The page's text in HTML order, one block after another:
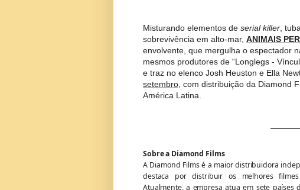
Misturando elementos de serial killer ,
sobrevivência em alto-mar, ANIMAIS
envolvente, que mergulha o espectador
mesmos produtores de “Longlegs -
e traz no elenco Josh Heuston e Ella
setembro , com distribuição da Diamond
América Latina.
Sobre a Diamond Films
A Diamond Films é a maior distribuidora
destaca por distribuir os melhores
Atualmente, a empresa atua em sete países